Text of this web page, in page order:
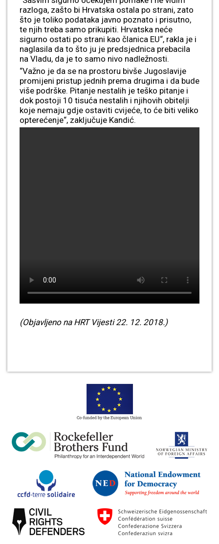
razloga, zašto bi Hrvatska ostala po strani, zato
što je toliko podataka javno poznato i prisutno,
te njih treba samo prikupiti. Hrvatska neće
sigurno ostati po strani kao članica EU“, rakla je i
naglasila da to što ju je predsjednica prebacila
na Vladu, da je to samo nivo nadležnosti.
“Važno je da se na prostoru bivše Jugoslavije
promijeni pristup jednih prema drugima i da bude
više podrške. Pitanje nestalih je teško pitanje i
dok postoji 10 tisuća nestalih i njihovih obitelji
koje nemaju gdje ostaviti cvijeće, to će biti veliko
opterećenje“, zaključuje Kandić.
(Objavljeno na HRT Vijesti 22. 12. 2018.)